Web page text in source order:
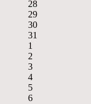
28
29
30
31
1
2
3
4
5
6